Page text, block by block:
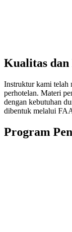
Kualitas
Instruktur kami telah
perhotelan. Materi
dengan kebutuhan
dibentuk melalui
Program